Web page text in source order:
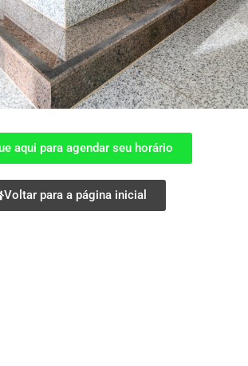
aqui para agendar seu horário
Voltar para a página inicial